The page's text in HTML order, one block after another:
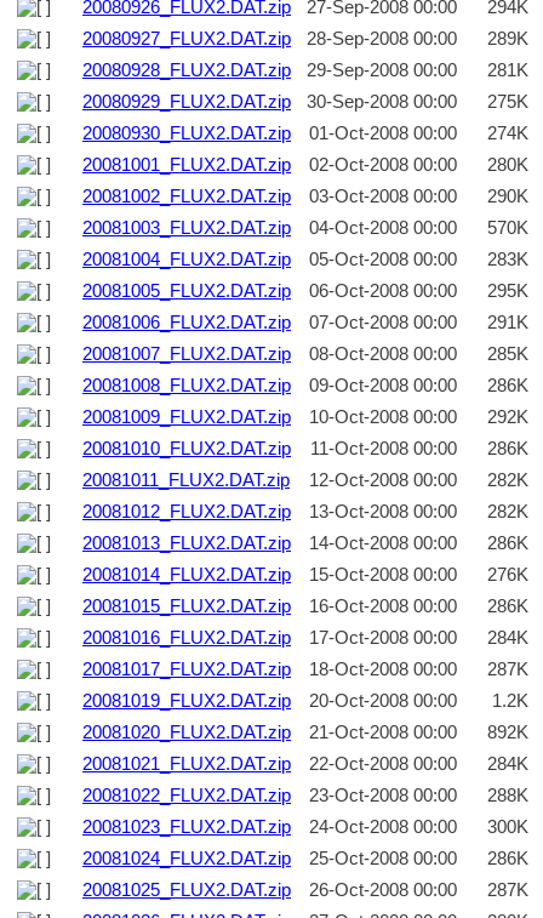
20080926_FLUX2.DAT.zip 27-Sep-2008 00:00
294K
20080927_FLUX2.DAT.zip
28-Sep-2008 00:00
289K
20080928_FLUX2.DAT.zip
29-Sep-2008 00:00
281K
20080929_FLUX2.DAT.zip
30-Sep-2008 00:00
275K
20080930_FLUX2.DAT.zip
01-Oct-2008 00:00
274K
20081001_FLUX2.DAT.zip
02-Oct-2008 00:00
280K
20081002_FLUX2.DAT.zip
03-Oct-2008 00:00
290K
20081003_FLUX2.DAT.zip
04-Oct-2008 00:00
570K
20081004_FLUX2.DAT.zip
05-Oct-2008 00:00
283K
20081005_FLUX2.DAT.zip
06-Oct-2008 00:00
295K
20081006_FLUX2.DAT.zip
07-Oct-2008 00:00
291K
20081007_FLUX2.DAT.zip
08-Oct-2008 00:00
285K
20081008_FLUX2.DAT.zip
09-Oct-2008 00:00
286K
20081009_FLUX2.DAT.zip
10-Oct-2008 00:00
292K
20081010_FLUX2.DAT.zip
11-Oct-2008 00:00
286K
20081011_FLUX2.DAT.zip
12-Oct-2008 00:00
282K
20081012_FLUX2.DAT.zip
13-Oct-2008 00:00
282K
20081013_FLUX2.DAT.zip
14-Oct-2008 00:00
286K
20081014_FLUX2.DAT.zip
15-Oct-2008 00:00
276K
20081015_FLUX2.DAT.zip
16-Oct-2008 00:00
286K
20081016_FLUX2.DAT.zip
17-Oct-2008 00:00
284K
20081017_FLUX2.DAT.zip
18-Oct-2008 00:00
287K
20081019_FLUX2.DAT.zip
20-Oct-2008 00:00
1.2K
20081020_FLUX2.DAT.zip
21-Oct-2008 00:00
892K
20081021_FLUX2.DAT.zip
22-Oct-2008 00:00
284K
20081022_FLUX2.DAT.zip
23-Oct-2008 00:00
288K
20081023_FLUX2.DAT.zip
24-Oct-2008 00:00
300K
20081024_FLUX2.DAT.zip
25-Oct-2008 00:00
286K
20081025_FLUX2.DAT.zip
26-Oct-2008 00:00
287K